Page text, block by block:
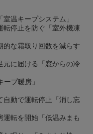
温キープシステム」
停止を防ぐ「室外機凍
な霜取り回数を減らす
に届ける「窓からの冷
プ暖房」
動で運転停止「消し忘
転を開始「低温みまも